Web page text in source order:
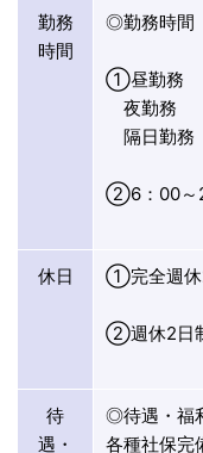
勤務
時間
◎勤務時間
①昼勤務
夜勤務
隔日勤務
②6：00～
休日 ①完全週休
②週休2日
待
遇・
◎待遇・福
各種社保完